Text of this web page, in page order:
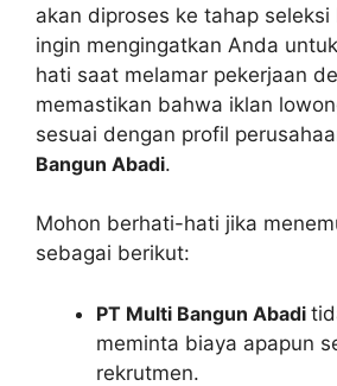
akan diproses ke tahap
ingin mengingatkan Anda
hati saat melamar pekerjaan
memastikan bahwa iklan
sesuai dengan profil
Bangun Abadi.
Mohon berhati-hati jika
sebagai berikut:
PT Multi Bangun Abadi
meminta biaya apapun
rekrutmen.